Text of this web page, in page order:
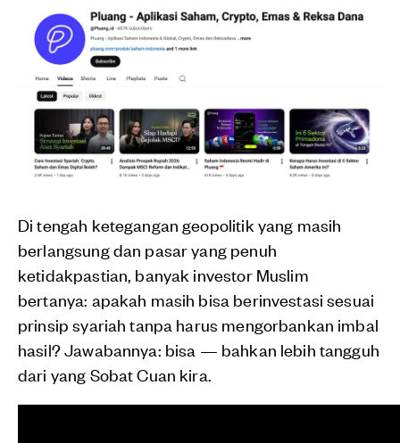
Di tengah ketegangan geopolitik yang masih
berlangsung dan pasar yang penuh
ketidakpastian, banyak investor Muslim
bertanya: apakah masih bisa berinvestasi sesuai
prinsip syariah tanpa harus mengorbankan imbal
hasil? Jawabannya: bisa — bahkan lebih tangguh
dari yang Sobat Cuan kira.